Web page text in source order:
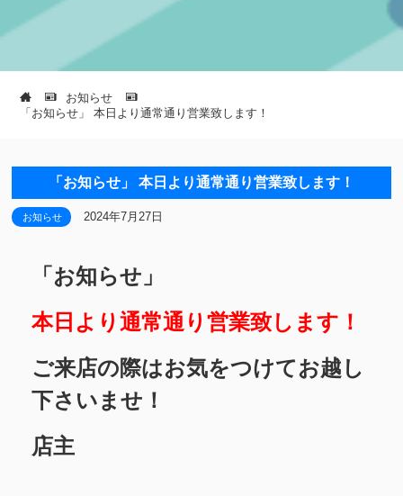
お知らせ
「お知らせ」 本日より通常通り営業致します！
「お知らせ」 本日より通常通り営業致します！
お知らせ 2024年7月27日
「お知らせ」
本日より通常通り営業致します！
ご来店の際はお気をつけてお越し
下さいませ！
店主